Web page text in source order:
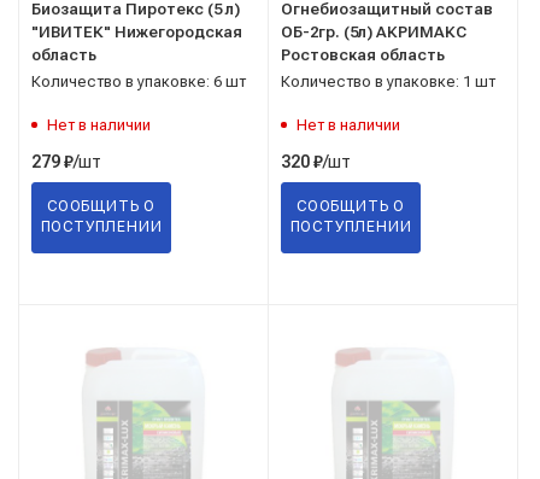
Биозащита Пиротекс (5 л)
"ИВИТЕК" Нижегородская
область
Количество в упаковке: 6 шт
Нет в наличии
279₽/шт
СООБЩИТЬ О
ПОСТУПЛЕНИИ
Огнебиозащитный состав
ОБ-2гр. (5л) АКРИМАКС
Ростовская область
Количество в упаковке: 1 шт
Нет в наличии
320₽/шт
СООБЩИТЬ О
ПОСТУПЛЕНИИ